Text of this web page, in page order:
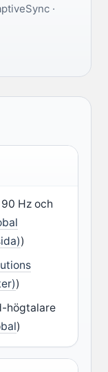
·
Hz och
)
)
högtalare
)